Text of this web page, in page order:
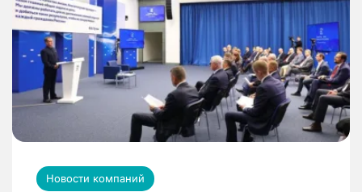
Новости компаний